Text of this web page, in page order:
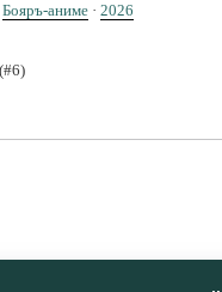
Бояръ-аниме · 2026
(#6)